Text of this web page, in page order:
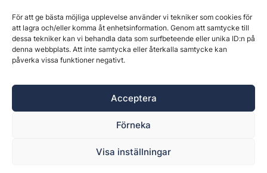
För att ge bästa möjliga upplevelse använder vi tekniker som cookies för
att lagra och/eller komma åt enhetsinformation. Genom att samtycke till
dessa tekniker kan vi behandla data som surfbeteende eller unika ID:n på
denna webbplats. Att inte samtycka eller återkalla samtycke kan
påverka vissa funktioner negativt.
Acceptera
Förneka
Visa inställningar
Kontakta oss
Östernäsvägen 1, 827 32 Ljusdal, org.nr: 556625-6425 -
Ansvarig utgivare: Henrik Ekberg. Innehållet på denna
webbplats är upphovsrättsligt skyddat. Ange källa vid citering.
Byggvärlden är en del avMarknadsdatagruppen
Policy för datahantering, integritet och cookies